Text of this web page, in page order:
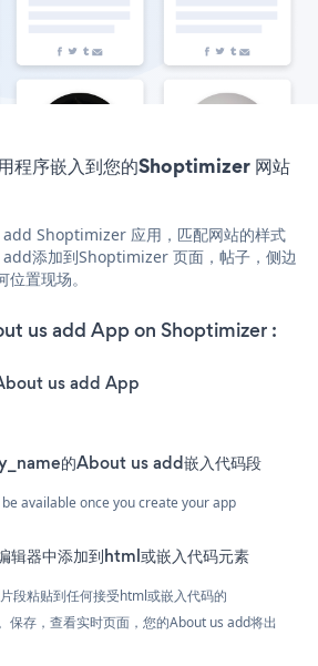
程序嵌入到您的Shoptimizer 网站
Shoptimizer 应用，匹配网站的样式
添加到Shoptimizer 页面，帖子，侧边
置现场。
us add App on Shoptimizer :
us add App
的About us add嵌入代码段
available once you create your app
器中添加到html或嵌入代码元素
段粘贴到任何接受html或嵌入代码的
保存，查看实时页面，您的About us add将出